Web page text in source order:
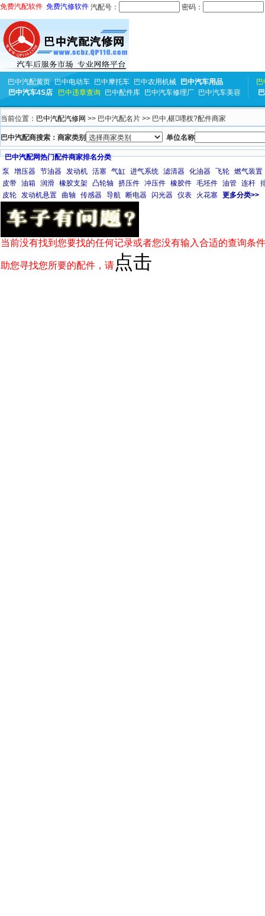
免费汽配软件 免费汽修软件 汽配号： 密码：
巴中汽配黄页 巴中电动车 巴中摩托车 巴中农用机械
巴中汽车用品
巴中汽车4S店
巴中违章查询 巴中配件库 巴中汽车修理厂 巴中汽车美容
当前位置： 巴中汽配汽修网 >> 巴中汽配名片 >> 巴中,椹嚜杈?配件商家
巴中汽配商搜索：商家类别 单位名称
巴中汽配网热门配件商家排名分类
泵
增压器 节油器 发动机 活塞 气缸 进气系统 滤清器 化油器 飞轮 燃气装置
皮带 油箱 润滑 橡胶支架 凸轮轴 挤压件 冲压件 橡胶件 毛坯件 油管 连杆
皮轮 发动机悬置 曲轴 传感器 导航 断电器 闪光器 仪表 火花塞 更多分类>>
当前没有找到您要找的任何记录或者您没有输入合适的查询条
助您寻找您所要的配件，请 点击